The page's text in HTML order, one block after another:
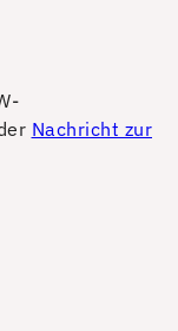
Nachricht zur